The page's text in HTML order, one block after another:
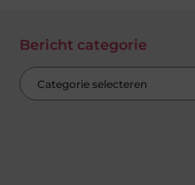
Bericht categorie